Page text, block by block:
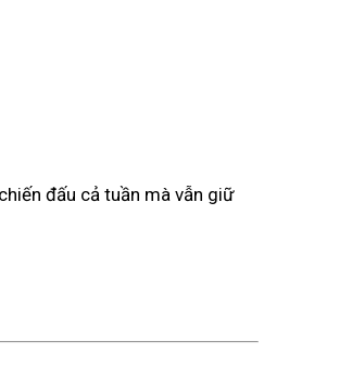
đấu cả tuần mà vẫn giữ